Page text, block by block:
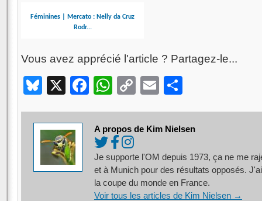
Féminines | Mercato : Nelly da Cruz
Rodr...
Vous avez apprécié l'article ? Partagez-le...
Bluesky
X Facebook
WhatsApp
CopyEmail
A propos de Kim Nielsen
Je supporte l'OM depuis 1973, ça ne me
et à Munich pour des résultats opposés.
la coupe du monde en France.
Voir tous les articles de Kim Nielsen →